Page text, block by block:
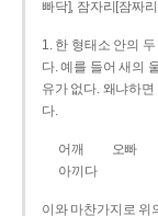
빠닥], 잠자리[잠짜
1. 한 형태소 안의
다. 예를 들어 새의
유가 없다. 왜냐하면
다.
어깨 오빠
아끼다
이와 마찬가지로 위